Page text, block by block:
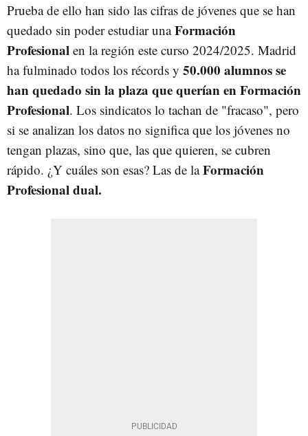
Prueba de ello han sido las cifras de jóvenes que se han
quedado sin poder estudiar unaFormación
Profesional en la región este curso 2024/2025. Madrid
ha fulminado todos los récords y 50.000 alumnos se
han quedado sin la plaza que querían en Formación
Profesional. Los sindicatos lo tachan de "fracaso", pero
si se analizan los datos no significa que los jóvenes no
tengan plazas, sino que, las que quieren, se cubren
rápido. ¿Y cuáles son esas? Las de laFormación
Profesional dual.